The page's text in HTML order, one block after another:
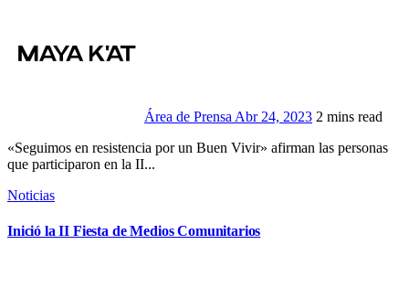
Área de Prensa Abr 24, 2023 2 mins read
«Seguimos en resistencia por un Buen Vivir» afirman las personas
que participaron en la II...
Noticias
Inició la II Fiesta de Medios Comunitarios